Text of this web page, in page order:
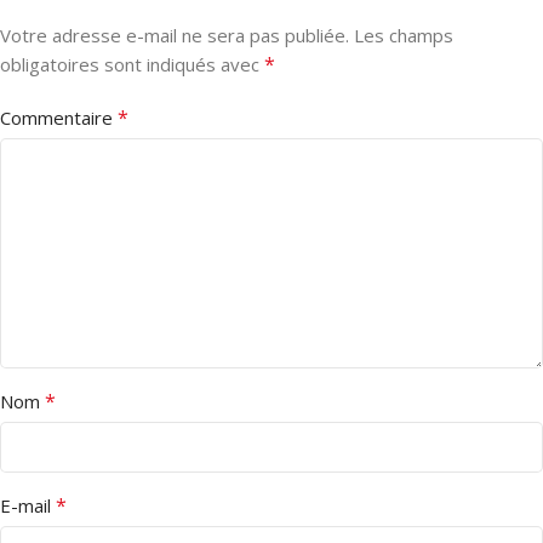
Votre adresse e-mail ne sera pas publiée. Les champs
obligatoires sont indiqués avec *
Commentaire *
Nom *
E-mail *